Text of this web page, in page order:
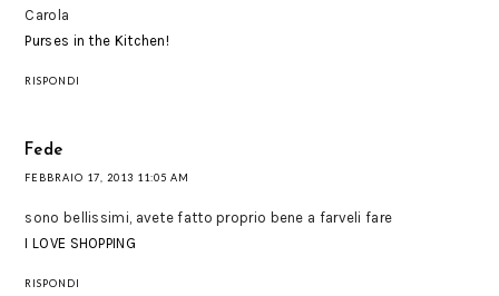
Carola
Purses in the Kitchen!
RISPONDI
Fede
FEBBRAIO 17, 2013 11:05 AM
sono bellissimi, avete fatto proprio bene a farveli fare
I LOVE SHOPPING
RISPONDI